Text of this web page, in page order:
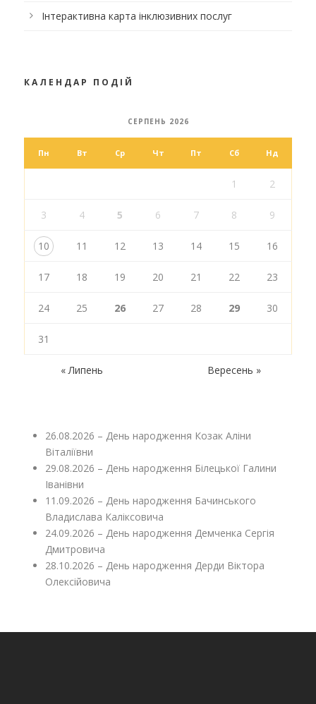
Інтерактивна карта інклюзивних послуг
КАЛЕНДАР ПОДІЙ
СЕРПЕНЬ 2026
Пн Вт Ср Чт Пт Сб Нд
1 2
3 4 5 6 7 8 9
10 11 12 13 14 15 16
17 18 19 20 21 22 23
24 25 26 27 28 29 30
31
« Липень Вересень »
26.08.2026 – День народження Козак Аліни
Віталіївни
29.08.2026 – День народження Білецької Галини
Іванівни
11.09.2026 – День народження Бачинського
Владислава Каліксовича
24.09.2026 – День народження Демченка Сергія
Дмитровича
28.10.2026 – День народження Дерди Віктора
Олексійовича